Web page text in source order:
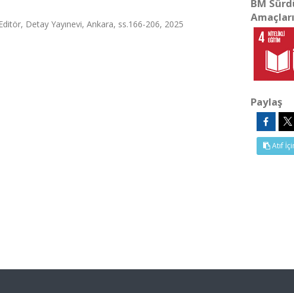
Detay Yayınevi, Ankara, ss.166-206, 2025
BM
Amaçları
Paylaş
Atıf